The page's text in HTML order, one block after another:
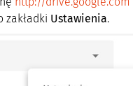
zakładki Ustawienia.